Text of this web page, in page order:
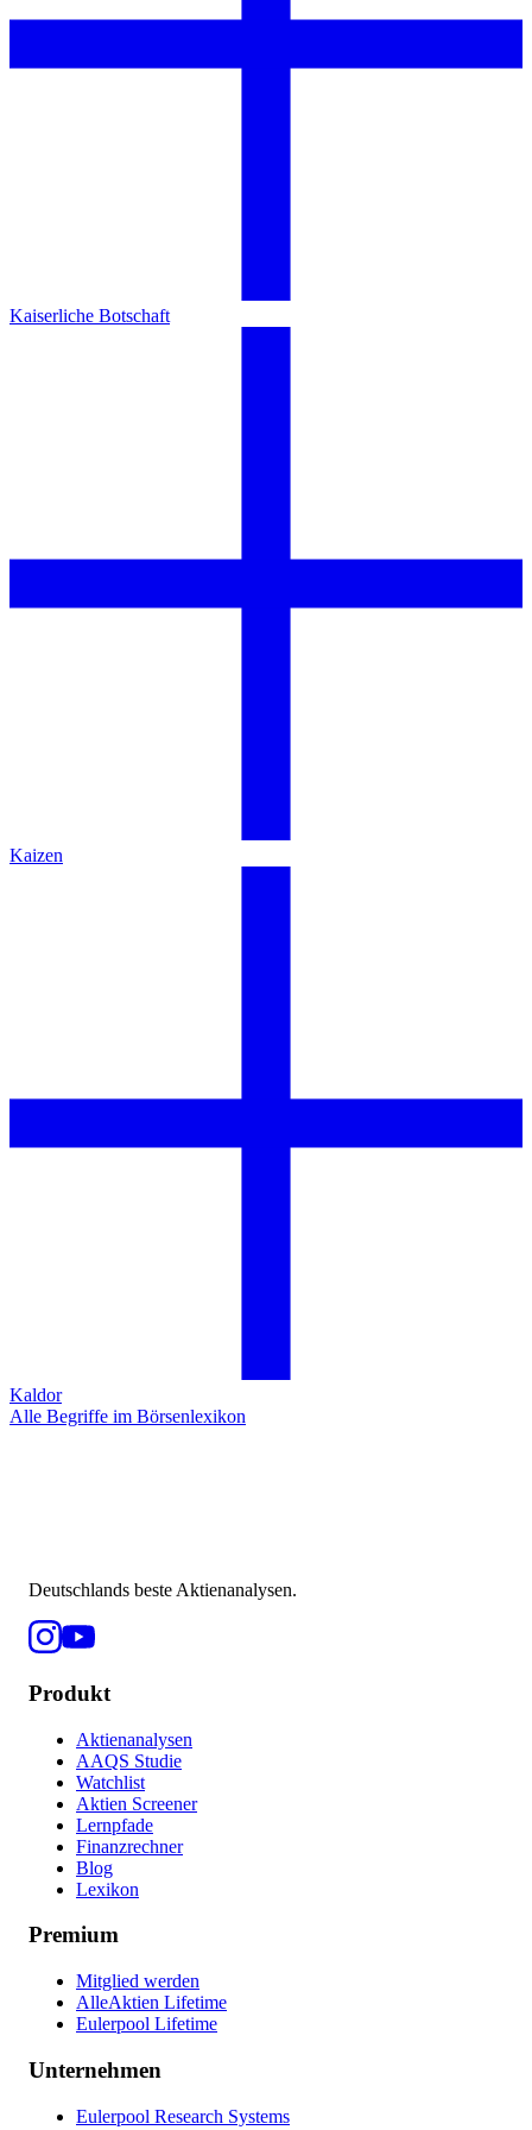
Kaiserliche Botschaft
Kaizen
Kaldor
Alle Begriffe im Börsenlexikon
Deutschlands beste Aktienanalysen.
Produkt
Aktienanalysen
AAQS Studie
Watchlist
Aktien Screener
Lernpfade
Finanzrechner
Blog
Lexikon
Premium
Mitglied werden
AlleAktien Lifetime
Eulerpool Lifetime
Unternehmen
Eulerpool Research Systems